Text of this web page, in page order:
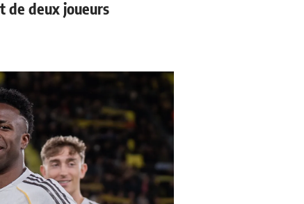
de deux joueurs